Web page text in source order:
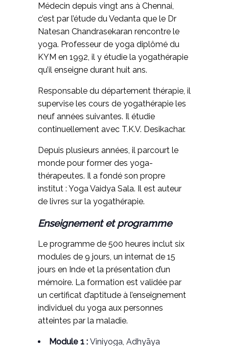
Médecin depuis vingt ans à Chennai,
c’est par l’étude du Vedanta que le Dr
Natesan Chandrasekaran rencontre le
yoga. Professeur de yoga diplômé du
KYM en 1992, il y étudie la yogathérapie
qu’il enseigne durant huit ans.
Responsable du département thérapie, il
supervise les cours de yogathérapie les
neuf années suivantes. Il étudie
continuellement avec T.K.V. Desikachar.
Depuis plusieurs années, il parcourt le
monde pour former des yoga-
thérapeutes. Il a fondé son propre
institut : Yoga Vaidya Sala. Il est auteur
de livres sur la yogathérapie.
Enseignement et programme
Le programme de 500 heures inclut six
modules de 9 jours, un internat de 15
jours en Inde et la présentation d’un
mémoire. La formation est validée par
un certificat d’aptitude à l’enseignement
individuel du yoga aux personnes
atteintes par la maladie.
Module 1 : Viniyoga, Adhyāya